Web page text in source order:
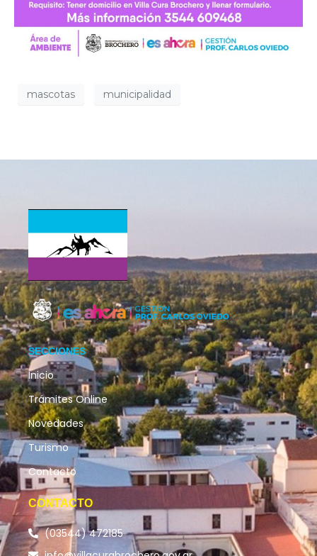
mascotas municipalidad
SECCIONES
Inicio
Trámites Online
Novedades
Turismo
Contacto
CONTACTO
(03544) 472185